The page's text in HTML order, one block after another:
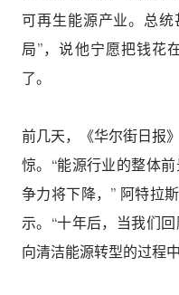
可再生能源产业。总
局”，说他宁愿把钱花
了。
前几天，《华尔街日报
惊。“能源行业的整体
争力将下降，” 阿特拉
示。“十年后，当我们
向清洁能源转型的过程